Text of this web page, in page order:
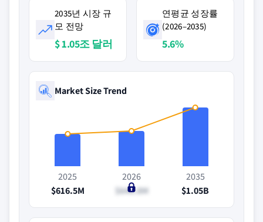
2035년 시장 규
모 전망
$ 1.05조 달러
연평균 성장률
(2026–2035)
5.6%
Market Size Trend
2025
$616.5M
2026
$648.8M
2035
$1.05B